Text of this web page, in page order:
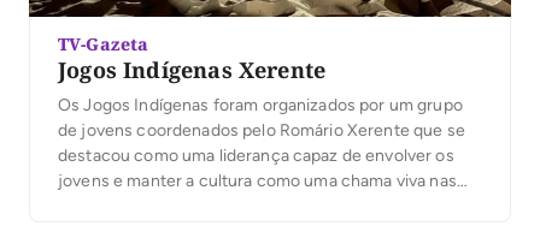
TV-Gazeta
Jogos Indígenas Xerente
Os Jogos Indígenas foram organizados por um grupo
de jovens coordenados pelo Romário Xerente que se
destacou como uma liderança capaz de envolver os
jovens e manter a cultura como uma chama viva nas